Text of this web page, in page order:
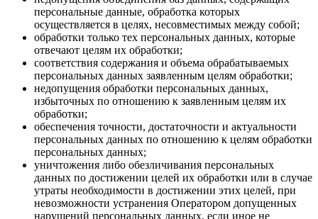
персональные данные, обработка которых
осуществляется в целях, несовместимых между собой;
обработки только тех персональных данных, которые
отвечают целям их обработки;
соответствия содержания и объема обрабатываемых
персональных данных заявленным целям обработки;
недопущения обработки персональных данных,
избыточных по отношению к заявленным целям их
обработки;
обеспечения точности, достаточности и актуальности
персональных данных по отношению к целям обработки
персональных данных;
уничтожения либо обезличивания персональных
данных по достижении целей их обработки или в случае
утраты необходимости в достижении этих целей, при
невозможности устранения Оператором допущенных
нарушений персональных данных, если иное не